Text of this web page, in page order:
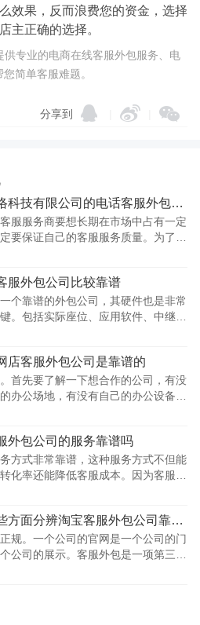
效果，反而浪费您的资金，选择
主正确的选择。
供专业的电商在线客服外包服务、电
简单客服难题。
分享到
萌萌客网络科技有限公司的电话客服外包靠谱吗
服服务商要想长期在市场中占有一定
要保证自己的客服服务质量。为了能
，外包公司一般都有一套专业的系
容。除了专业的系统，客服外包公司
服外包公司比较靠谱
个靠谱的外包公司，其硬件也是非常
。包括实际座位、应用软件、中继线
、公司氛围等。和软件方面，则需要
这些都是保证电商客服外包公司高效
店客服外包公司是靠谱的
首先要了解一下想合作的公司，有没
办公场地，有没有自己的办公设备，
司的客服是不是有自己的客服团队。
的公司合作，以免造成不必要的麻
外包公司的服务靠谱吗
方式非常靠谱，这种服务方式不但能
化率还能降低客服成本。因为客服外
的客服培训系统，外包客服都是经过
供更加专业的客服服务，同时专业的
可以从哪些方面分辨淘宝客服外包公司靠不靠谱
规。一个公司的官网是一个公司的门
公司的展示。客服外包是一项第三方
网的正规不正规，就是一个好的客服
名字一致，还有官网设计美观，这是